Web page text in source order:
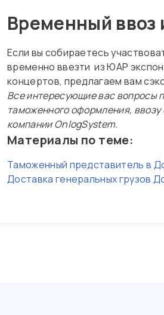
Временный ввоз
Если вы собираетесь
временно ввезти из ЮАР
концертов, предлагаем вам
Все интересующие вас вопросы
таможенного оформления,
компании OnlogSystem.
Материалы по теме:
Таможенный представитель в
Доставка генеральных грузов